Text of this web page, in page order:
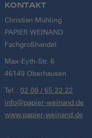
KONTAKT
Christian Mühling
PAPIER WEINAND
Fachgroßhandel
Max-Eyth-Str. 6
46149 Oberhausen
Tel.: 02 08 / 65 22 22
info@papier-weinand.de
www.papier-weinand.de